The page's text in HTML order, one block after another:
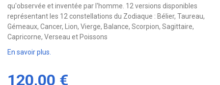
qu'observée et inventée par l'homme. 12 versions disponibles
représentant les 12 constellations du Zodiaque : Bélier, Taureau,
Gémeaux, Cancer, Lion, Vierge, Balance, Scorpion, Sagittaire,
Capricorne, Verseau et Poissons
En savoir plus.
120,00 €